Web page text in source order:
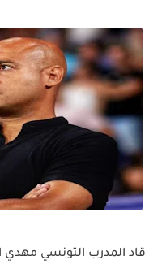
قاد المدرب التونسي مهدي